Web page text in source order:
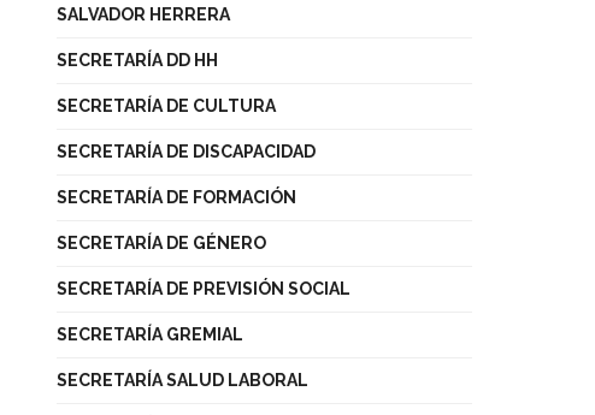
SALVADOR HERRERA
SECRETARÍA DD HH
SECRETARÍA DE CULTURA
SECRETARÍA DE DISCAPACIDAD
SECRETARÍA DE FORMACIÓN
SECRETARÍA DE GÉNERO
SECRETARÍA DE PREVISIÓN SOCIAL
SECRETARÍA GREMIAL
SECRETARÍA SALUD LABORAL